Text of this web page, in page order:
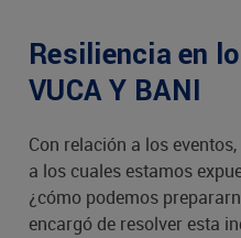
Resiliencia en
VUCA Y BANI
Con relación a los
a los cuales estamos
¿cómo podemos
encargó de resolver esta